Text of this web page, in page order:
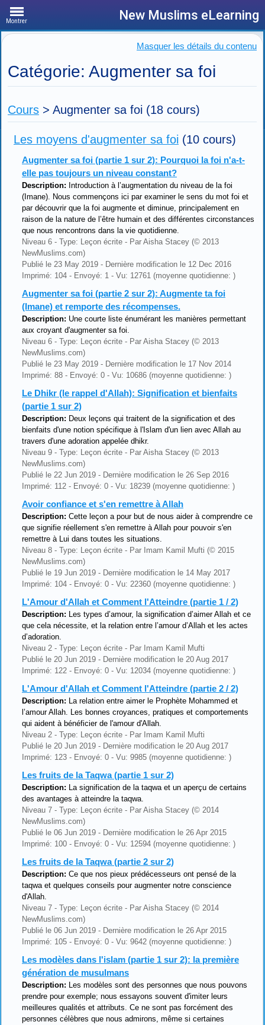
Montrer New Muslims eLearning
Masquer les détails du contenu
Catégorie: Augmenter sa foi
Cours > Augmenter sa foi (18 cours)
Les moyens d'augmenter sa foi (10 cours)
Augmenter sa foi (partie 1 sur 2): Pourquoi la foi n'a-t-
elle pas toujours un niveau constant?
Description: Introduction à l’augmentation du niveau de la foi
(Imane). Nous commençons ici par examiner le sens du mot foi et
par découvrir que la foi augmente et diminue, principalement en
raison de la nature de l’être humain et des différentes circonstances
que nous rencontrons dans la vie quotidienne.
Niveau 6 - Type: Leçon écrite - Par Aisha Stacey (© 2013
NewMuslims.com)
Publié le 23 May 2019 - Dernière modification le 12 Dec 2016
Imprimé: 104 - Envoyé: 1 - Vu: 12761 (moyenne quotidienne: )
Augmenter sa foi (partie 2 sur 2): Augmente ta foi
(Imane) et remporte des récompenses.
Description: Une courte liste énumérant les manières permettant
aux croyant d'augmenter sa foi.
Niveau 6 - Type: Leçon écrite - Par Aisha Stacey (© 2013
NewMuslims.com)
Publié le 23 May 2019 - Dernière modification le 17 Nov 2014
Imprimé: 88 - Envoyé: 0 - Vu: 10686 (moyenne quotidienne: )
Le Dhikr (le rappel d'Allah): Signification et bienfaits
(partie 1 sur 2)
Description: Deux leçons qui traitent de la signification et des
bienfaits d'une notion spécifique à l'Islam d'un lien avec Allah au
travers d'une adoration appelée dhikr.
Niveau 9 - Type: Leçon écrite - Par Aisha Stacey (© 2013
NewMuslims.com)
Publié le 22 Jun 2019 - Dernière modification le 26 Sep 2016
Imprimé: 112 - Envoyé: 0 - Vu: 18239 (moyenne quotidienne: )
Avoir confiance et s'en remettre à Allah
Description: Cette leçon a pour but de nous aider à comprendre ce
que signifie réellement s'en remettre à Allah pour pouvoir s'en
remettre à Lui dans toutes les situations.
Niveau 8 - Type: Leçon écrite - Par Imam Kamil Mufti (© 2015
NewMuslims.com)
Publié le 19 Jun 2019 - Dernière modification le 14 May 2017
Imprimé: 104 - Envoyé: 0 - Vu: 22360 (moyenne quotidienne: )
L'Amour d'Allah et Comment l'Atteindre (partie 1 / 2)
Description: Les types d’amour, la signification d’aimer Allah et ce
que cela nécessite, et la relation entre l’amour d’Allah et les actes
d’adoration.
Niveau 2 - Type: Leçon écrite - Par Imam Kamil Mufti
Publié le 20 Jun 2019 - Dernière modification le 20 Aug 2017
Imprimé: 122 - Envoyé: 0 - Vu: 12034 (moyenne quotidienne: )
L'Amour d'Allah et Comment l'Atteindre (partie 2 / 2)
Description: La relation entre aimer le Prophète Mohammed et
l’amour Allah. Les bonnes croyances, pratiques et comportements
qui aident à bénéficier de l'amour d'Allah.
Niveau 2 - Type: Leçon écrite - Par Imam Kamil Mufti
Publié le 20 Jun 2019 - Dernière modification le 20 Aug 2017
Imprimé: 123 - Envoyé: 0 - Vu: 9985 (moyenne quotidienne: )
Les fruits de la Taqwa (partie 1 sur 2)
Description: La signification de la taqwa et un aperçu de certains
des avantages à atteindre la taqwa.
Niveau 7 - Type: Leçon écrite - Par Aisha Stacey (© 2014
NewMuslims.com)
Publié le 06 Jun 2019 - Dernière modification le 26 Apr 2015
Imprimé: 100 - Envoyé: 0 - Vu: 12594 (moyenne quotidienne: )
Les fruits de la Taqwa (partie 2 sur 2)
Description: Ce que nos pieux prédécesseurs ont pensé de la
taqwa et quelques conseils pour augmenter notre conscience
d'Allah.
Niveau 7 - Type: Leçon écrite - Par Aisha Stacey (© 2014
NewMuslims.com)
Publié le 06 Jun 2019 - Dernière modification le 26 Apr 2015
Imprimé: 105 - Envoyé: 0 - Vu: 9642 (moyenne quotidienne: )
Les modèles dans l'islam (partie 1 sur 2): la première
génération de musulmans
Description: Les modèles sont des personnes que nous pouvons
prendre pour exemple; nous essayons souvent d'imiter leurs
meilleures qualités et attributs. Ce ne sont pas forcément des
personnes célèbres que nous admirons, même si certaines